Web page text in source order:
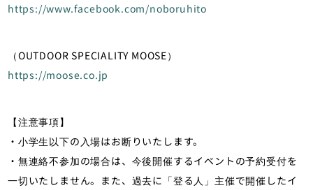
https://www.facebook.com/noboruhito
（OUTDOOR SPECIALITY MOOSE）
https://moose.co.jp
【注意事項】
・小学生以下の入場はお断りいたします。
・無連絡不参加の場合は、今後開催するイベントの予約受付を
一切いたしません。また、過去に「登る人」主催で開催したイ